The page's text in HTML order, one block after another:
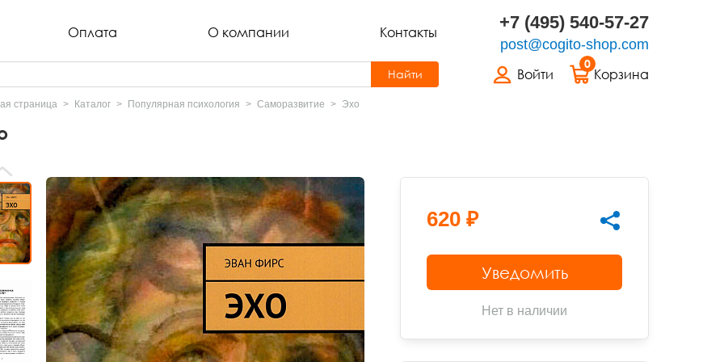
Оплата О компании Контакты +7 (495) 540-57-27
post@cogito-shop.com
Войти
0
Корзина
Найти
страница Каталог Популярная психология Саморазвитие Эхо
620 ₽
Уведомить
Нет в наличии